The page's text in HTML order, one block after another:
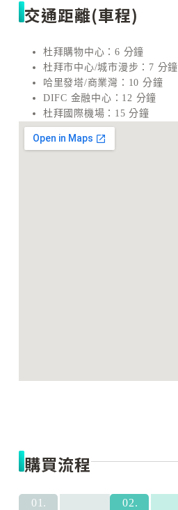
交通距離(車程)
杜拜購物中心：6 分鐘
杜拜市中心/城市漫步：7 分鐘
哈里發塔/商業灣：10 分鐘
DIFC 金融中心：12 分鐘
杜拜國際機場：15 分鐘
購買流程
01.
02.